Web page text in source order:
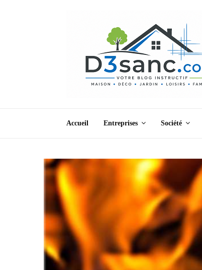
Accueil Entreprises Société